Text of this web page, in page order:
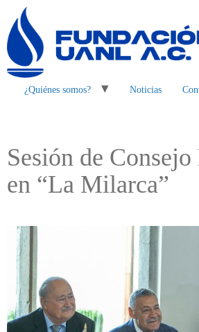
¿Quiénes somos? Noticias
Sesión de
en “La Milarca”